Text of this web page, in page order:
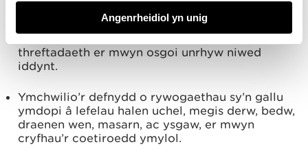
Angenrheidiol yn unig
threftadaeth er mwyn osgoi unrhyw niwed
iddynt.
Ymchwilio’r defnydd o rywogaethau sy’n gallu
ymdopi â lefelau halen uchel, megis derw, bedw,
draenen wen, masarn, ac ysgaw, er mwyn
cryfhau’r coetiroedd ymylol.